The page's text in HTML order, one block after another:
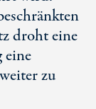
droht eine
eine
zu